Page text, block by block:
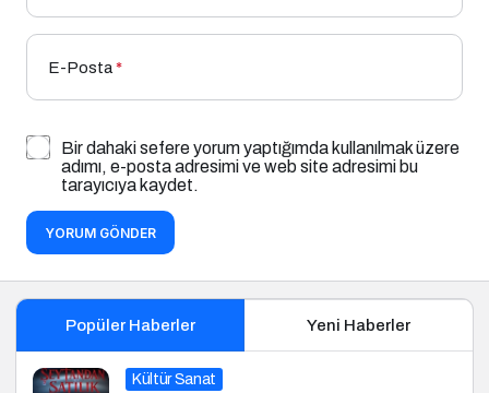
E-Posta*
Bir dahaki sefere yorum yaptığımda kullanılmak üzere
adımı, e-posta adresimi ve web site adresimi bu
tarayıcıya kaydet.
YORUM GÖNDER
Popüler Haberler Yeni Haberler
Kültür Sanat